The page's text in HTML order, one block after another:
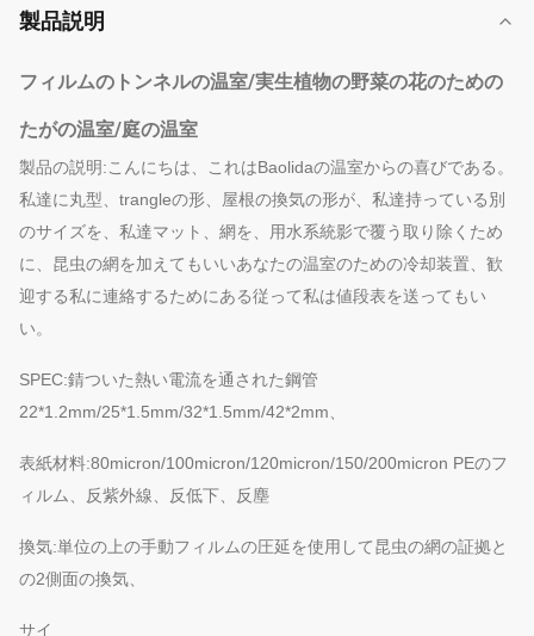
製品説明
フィルムのトンネルの温室/実生植物の野菜の花のための
たがの温室/庭の温室
製品の説明:こんにちは、これはBaolidaの温室からの喜びである。
私達に丸型、trangleの形、屋根の換気の形が、私達持っている別
のサイズを、私達マット、網を、用水系統影で覆う取り除くため
に、昆虫の網を加えてもいいあなたの温室のための冷却装置、歓
迎する私に連絡するためにある従って私は値段表を送ってもい
い。
SPEC:錆ついた熱い電流を通された鋼管
22*1.2mm/25*1.5mm/32*1.5mm/42*2mm、
表紙材料:80micron/100micron/120micron/150/200micron PEのフ
ィルム、反紫外線、反低下、反塵
換気:単位の上の手動フィルムの圧延を使用して昆虫の網の証拠と
の2側面の換気、
サイ